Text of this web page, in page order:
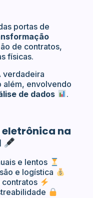
portas de
de contratos,
físicas.
verdadeira
além, envolvendo
de dados
.
na
e lentos
e logística